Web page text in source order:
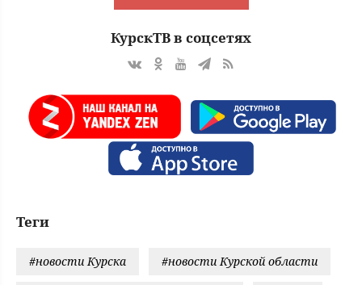
КурскТВ в соцсетях
Теги
#новости Курска #новости Курской области